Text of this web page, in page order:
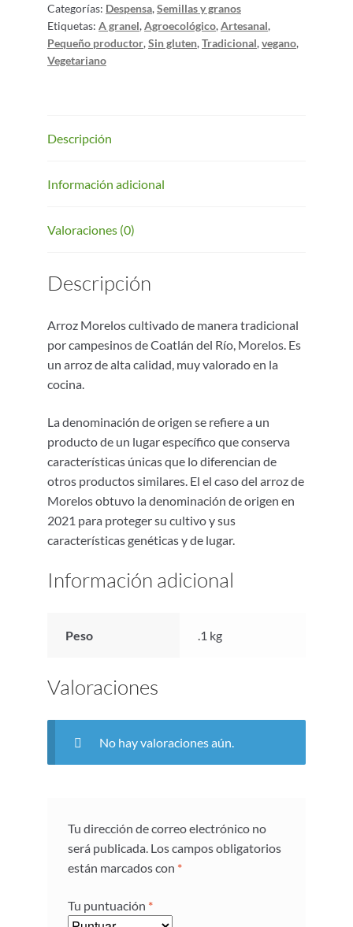
Categorías: Despensa,Semillas y granos
Etiquetas: A granel,Agroecológico,Artesanal,
Pequeño productor,Sin gluten,Tradicional,vegano,
Vegetariano
Descripción
Información adicional
Valoraciones (0)
Descripción
Arroz Morelos cultivado de manera tradicional
por campesinos de Coatlán del Río, Morelos. Es
un arroz de alta calidad, muy valorado en la
cocina.
La denominación de origen se refiere a un
producto de un lugar específico que conserva
características únicas que lo diferencian de
otros productos similares. El el caso del arroz de
Morelos obtuvo la denominación de origen en
2021 para proteger su cultivo y sus
características genéticas y de lugar.
Información adicional
Peso .1 kg
Valoraciones
No hay valoraciones aún.
Tu dirección de correo electrónico no
será publicada. Los campos obligatorios
están marcados con *
Tu puntuación *